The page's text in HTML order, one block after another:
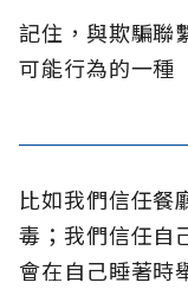
記住，與欺騙聯
可能行為的一種
比如我們信任餐
毒；我們信任自
會在自己睡著時